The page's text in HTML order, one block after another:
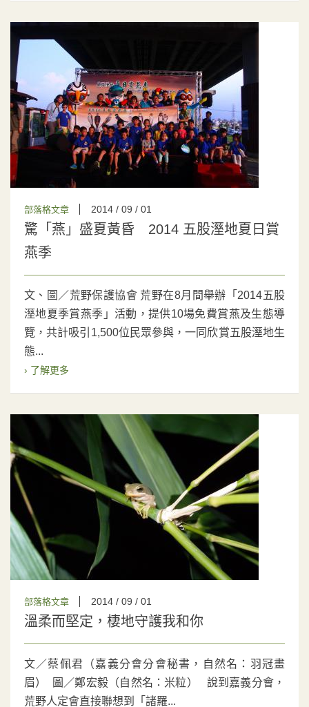
部落格文章 2014 / 09 / 01
驚「燕」盛夏黃昏 2014 五股溼地夏日賞
燕季
文、圖／荒野保護協會 荒野在8月間舉辦「2014五股
溼地夏季賞燕季」活動，提供10場免費賞燕及生態導
覽，共計吸引1,500位民眾參與，一同欣賞五股溼地生
態...
› 了解更多
部落格文章 2014 / 09 / 01
溫柔而堅定，棲地守護我和你
文／蔡佩君（嘉義分會分會秘書，自然名：羽冠畫
眉） 圖／鄭宏毅（自然名：米粒） 說到嘉義分會，
荒野人定會直接聯想到「諸羅...